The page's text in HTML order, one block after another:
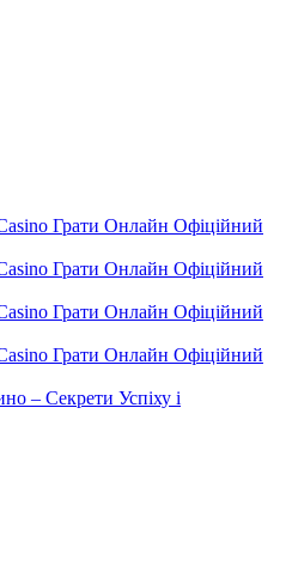
Грати Онлайн Офіційний
Грати Онлайн Офіційний
Грати Онлайн Офіційний
Грати Онлайн Офіційний
– Секрети Успіху і